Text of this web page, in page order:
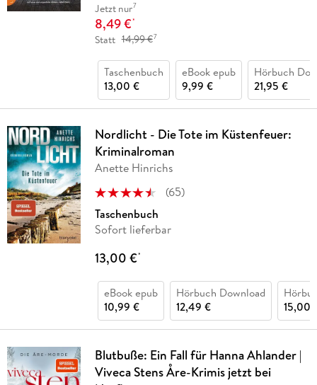
Jetzt nur7
8,49 €*
Statt 14,99 €7
Taschenbuch
13,00 €
eBook epub
9,99 €
Hörbuch
21,95 €
Nordlicht - Die Tote im Küstenfeuer:
Kriminalroman
Anette Hinrichs
(65)
Taschenbuch
Sofort lieferbar
13,00 €*
eBook epub
10,99 €
Hörbuch Download
12,49 €
15,00
Blutbuße: Ein Fall für Hanna Ahlander |
Viveca Stens Åre-Krimis jetzt bei